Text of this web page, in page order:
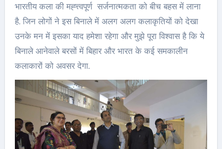
भारतीय कला की मह्त्त्वपूर्ण सर्जनात्मकता को बीच बहस में लाना
है. जिन लोगों ने इस बिनाले में अलग अलग कलाकृतियों को देखा
उनके मन में इसका याद हमेशा रहेगा और मुझे पूरा विश्वास है कि ये
बिनाले आनेवाले बरसों में बिहार और भारत के कई समकालीन
कलाकारों को अवसर देगा.